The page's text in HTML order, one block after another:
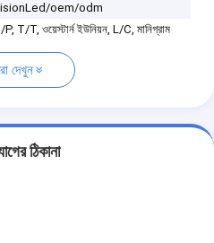
oem/odm
T/T, ওয়েস্টার্ন ইউনিয়ন, L/C, মানিগ্রাম
দেখুন
ঠিকানা